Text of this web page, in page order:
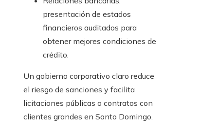
presentación de estados
financieros auditados para
obtener mejores condiciones de
crédito.
Un gobierno corporativo claro reduce
el riesgo de sanciones y facilita
licitaciones públicas o contratos con
clientes grandes en Santo Domingo.